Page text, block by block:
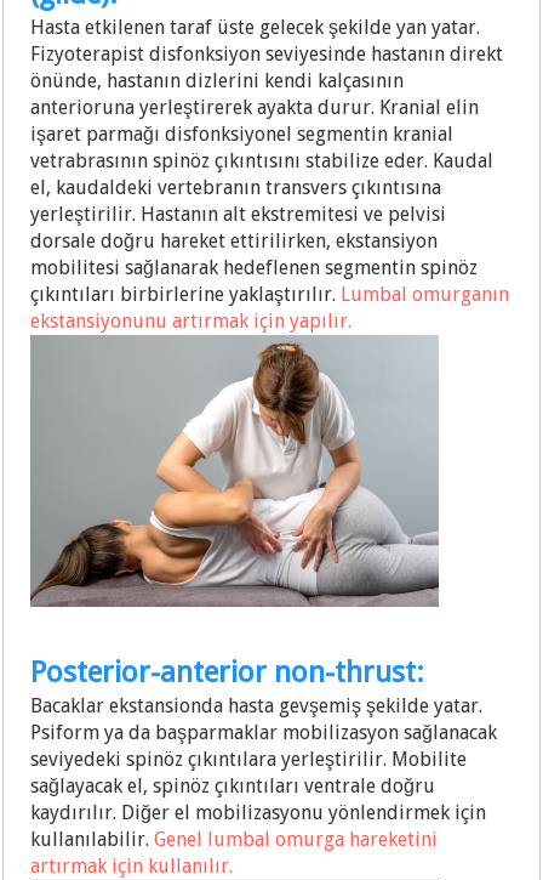
Hasta etkilenen taraf üste gelecek şekilde yan yatar.
Fizyoterapist disfonksiyon seviyesinde hastanın direkt
önünde, hastanın dizlerini kendi kalçasının
anterioruna yerleştirerek ayakta durur. Kranial elin
işaret parmağı disfonksiyonel segmentin kranial
vetrabrasının spinöz çıkıntısını stabilize eder. Kaudal
el, kaudaldeki vertebranın transvers çıkıntısına
yerleştirilir. Hastanın alt ekstremitesi ve pelvisi
dorsale doğru hareket ettirilirken, ekstansiyon
mobilitesi sağlanarak hedeflenen segmentin spinöz
çıkıntıları birbirlerine yaklaştırılır. Lumbal omurganın
ekstansiyonunu artırmak için yapılır.
Posterior-anterior non-thrust:
Bacaklar ekstansionda hasta gevşemiş şekilde yatar.
Psiform ya da başparmaklar mobilizasyon sağlanacak
seviyedeki spinöz çıkıntılara yerleştirilir. Mobilite
sağlayacak el, spinöz çıkıntıları ventrale doğru
kaydırılır. Diğer el mobilizasyonu yönlendirmek için
kullanılabilir.Genel lumbal omurga hareketini
artırmak için kullanılır.